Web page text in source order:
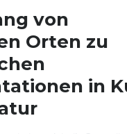
von
Orten zu
in